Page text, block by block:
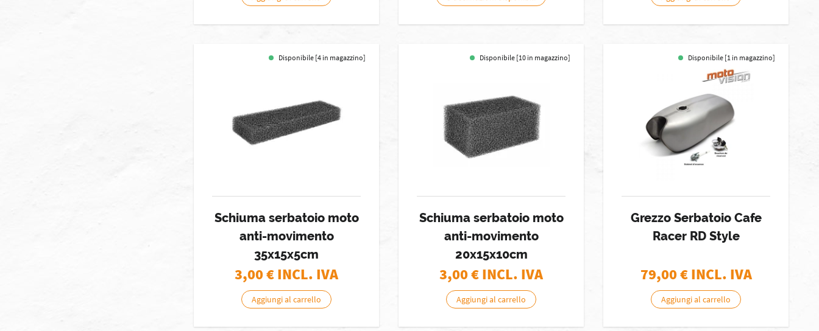
Disponibile [4 in magazzino]
Schiuma serbatoio moto
anti-movimento
35x15x5cm
3,00€ INCL. IVA
Aggiungi al carrello
Disponibile [10 in magazzino]
Schiuma serbatoio moto
anti-movimento
20x15x10cm
3,00€ INCL. IVA
Aggiungi al carrello
Disponibile [1 in magazzino]
Grezzo Serbatoio Cafe
Racer RD Style
79,00€ INCL. IVA
Aggiungi al carrello